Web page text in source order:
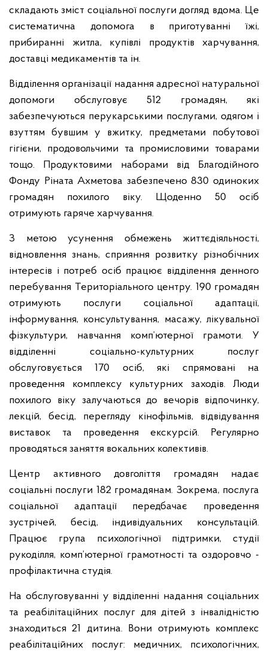
складають зміст соціальної послуги догляд вдома. Це
систематична допомога в приготуванні їжі,
прибиранні житла, купівлі продуктів харчування,
доставці медикаментів та ін.
Відділення організації надання адресної натуральної
допомоги обслуговує 512 громадян, які
забезпечуються перукарськими послугами, одягом і
взуттям бувшим у вжитку, предметами побутової
гігієни, продовольчими та промисловими товарами
тощо. Продуктовими наборами від Благодійного
Фонду Ріната Ахметова забезпечено 830 одиноких
громадян похилого віку. Щоденно 50 осіб
отримують гаряче харчування.
З метою усунення обмежень життєдіяльності,
відновлення знань, сприяння розвитку різнобічних
інтересів і потреб осіб працює відділення денного
перебування Територіального центру. 190 громадян
отримують послуги соціальної адаптації,
інформування, консультування, масажу, лікувальної
фізкультури, навчання комп’ютерної грамоти. У
відділенні соціально-культурних послуг
обслуговується 170 осіб, які спрямовані на
проведення комплексу культурних заходів. Люди
похилого віку залучаються до вечорів відпочинку,
лекцій, бесід, перегляду кінофільмів, відвідування
виставок та проведення екскурсій. Регулярно
проводяться заняття вокальних колективів.
Центр активного довголіття громадян надає
соціальні послуги 182 громадянам. Зокрема, послуга
соціальної адаптації передбачає проведення
зустрічей, бесід, індивідуальних консультацій.
Працює група психологічної підтримки, студії
рукоділля, комп’ютерної грамотності та оздоровчо -
профілактична студія.
На обслуговуванні у відділенні надання соціальних
та реабілітаційних послуг для дітей з інвалідністю
знаходиться 21 дитина. Вони отримують комплекс
реабілітаційних послуг: медичних, психологічних,